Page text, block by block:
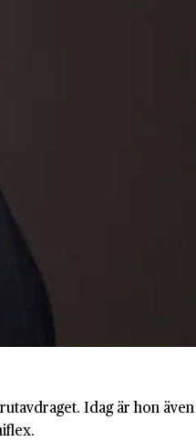
Idag är hon